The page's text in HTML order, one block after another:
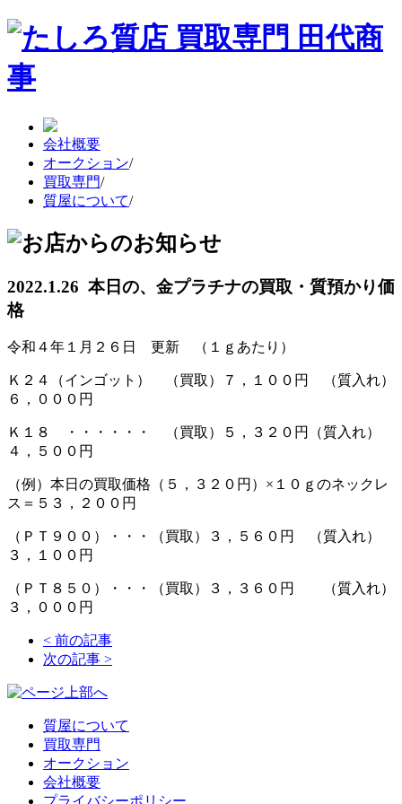
会社概要
オークション/
買取専門/
質屋について/
2022.1.26 本日の、金プラチナの買取・質預かり価
格
令和４年１月２６日 更新 （１ｇあたり）
Ｋ２４（インゴット） （買取）７，１００円 （質入れ）
６，０００円
Ｋ１８ ・・・・・・ （買取）５，３２０円（質入れ）
４，５００円
（例）本日の買取価格（５，３２０円）×１０ｇのネックレ
ス＝５３，２００円
（ＰＴ９００）・・・（買取）３，５６０円 （質入れ）
３，１００円
（ＰＴ８５０）・・・（買取）３，３６０円 （質入れ）
３，０００円
< 前の記事
次の記事 >
質屋について
買取専門
オークション
会社概要